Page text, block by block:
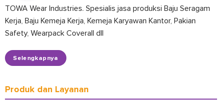
TOWA Wear Industries. Spesialis jasa produksi Baju Seragam
Kerja, Baju Kemeja Kerja, Kemeja Karyawan Kantor, Pakian
Safety, Wearpack Coverall dll
Selengkapnya
Produk dan Layanan